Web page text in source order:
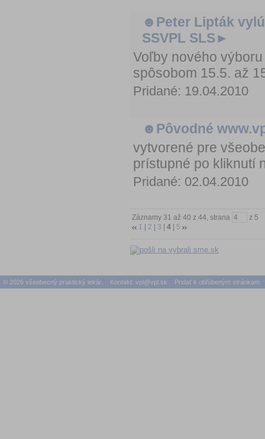
☻Peter Lipták
SSVPL SLS►
Voľby nového
spôsobom 15.5. až
Pridané: 19.04.2010
☻Pôvodné
vytvorené pre
prístupné po kliknutí
Pridané: 02.04.2010
Záznamy 31 až 40 z 44, strana
z 5
1
2 3 4 5
© 2026 všeobecný praktický lekár. Kontakt: vpl@vpl.sk Pridať k obľúbeným stránkam.